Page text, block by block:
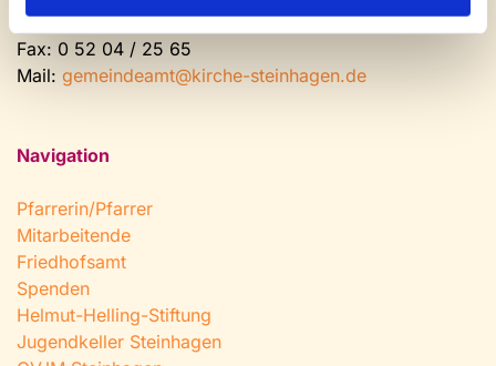
Tel:0 52 04 / 36 28
Fax: 0 52 04 / 25 65
Mail: gemeindeamt@kirche-steinhagen.de
Navigation
Pfarrerin/Pfarrer
Mitarbeitende
Friedhofsamt
Spenden
Helmut-Helling-Stiftung
Jugendkeller Steinhagen